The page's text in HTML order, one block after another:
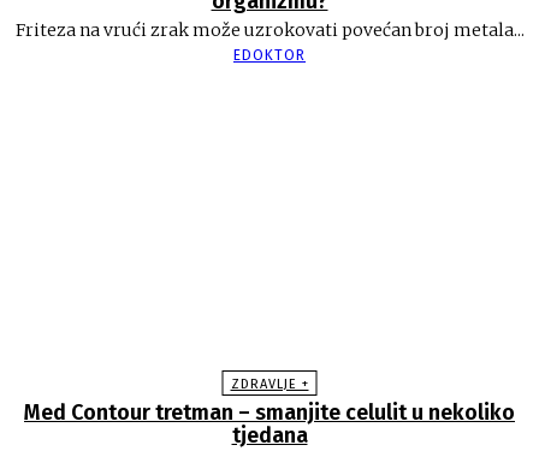
Friteza na vrući zrak može uzrokovati povećan broj metala...
EDOKTOR
ZDRAVLJE +
Med Contour tretman – smanjite celulit u nekoliko
tjedana